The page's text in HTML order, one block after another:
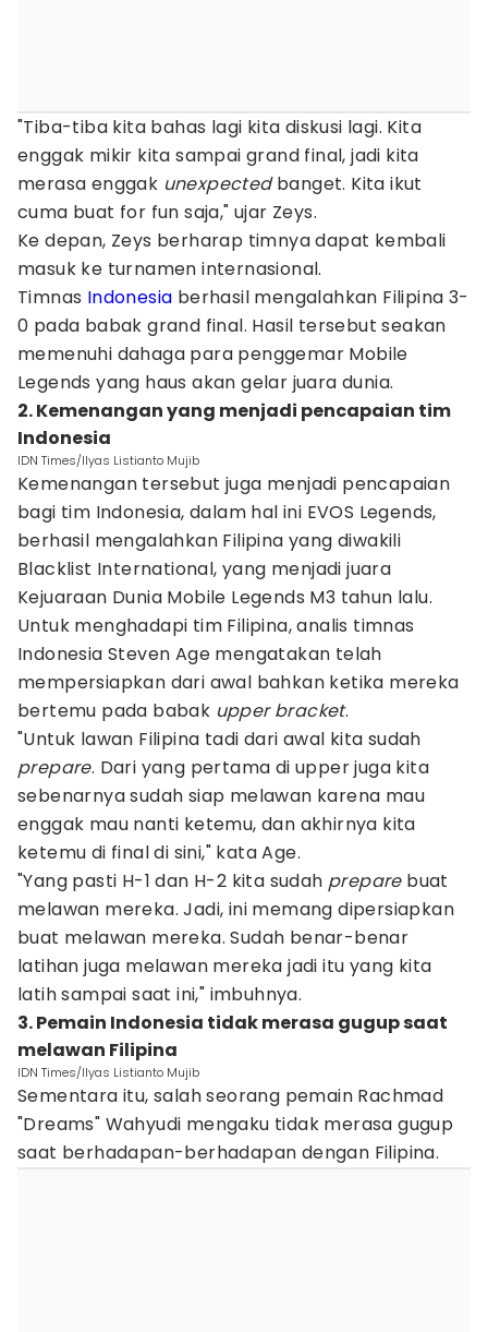
"Tiba-tiba kita bahas lagi kita diskusi lagi. Kita
enggak mikir kita sampai grand final, jadi kita
merasa enggak unexpectedbanget. Kita ikut
cuma buat for fun saja," ujar Zeys.
Ke depan, Zeys berharap timnya dapat kembali
masuk ke turnamen internasional.
Timnas Indonesia berhasil mengalahkan Filipina 3-
0 pada babak grand final. Hasil tersebut seakan
memenuhi dahaga para penggemar Mobile
Legends yang haus akan gelar juara dunia.
2. Kemenangan yang menjadi pencapaian tim
Indonesia
IDN Times/Ilyas Listianto Mujib
Kemenangan tersebut juga menjadi pencapaian
bagi tim Indonesia, dalam hal ini EVOS Legends,
berhasil mengalahkan Filipina yang diwakili
Blacklist International, yang menjadi juara
Kejuaraan Dunia Mobile Legends M3 tahun lalu.
Untuk menghadapi tim Filipina, analis timnas
Indonesia Steven Age mengatakan telah
mempersiapkan dari awal bahkan ketika mereka
bertemu pada babak upper bracket.
"Untuk lawan Filipina tadi dari awal kita sudah
prepare. Dari yang pertama di upper juga kita
sebenarnya sudah siap melawan karena mau
enggak mau nanti ketemu, dan akhirnya kita
ketemu di final di sini," kata Age.
"Yang pasti H-1 dan H-2 kita sudah preparebuat
melawan mereka. Jadi, ini memang dipersiapkan
buat melawan mereka. Sudah benar-benar
latihan juga melawan mereka jadi itu yang kita
latih sampai saat ini," imbuhnya.
3. Pemain Indonesia tidak merasa gugup saat
melawan Filipina
IDN Times/Ilyas Listianto Mujib
Sementara itu, salah seorang pemain Rachmad
"Dreams" Wahyudi mengaku tidak merasa gugup
saat berhadapan-berhadapan dengan Filipina.